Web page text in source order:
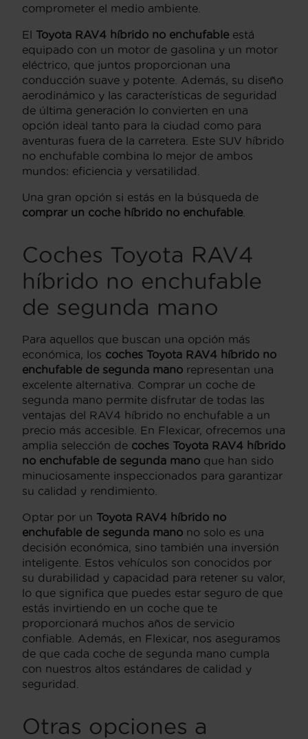
comprometer el medio ambiente.
El Toyota RAV4 híbrido no enchufable está
equipado con un motor de gasolina y un motor
eléctrico, que juntos proporcionan una
conducción suave y potente. Además, su diseño
aerodinámico y las características de seguridad
de última generación lo convierten en una
opción ideal tanto para la ciudad como para
aventuras fuera de la carretera. Este SUV híbrido
no enchufable combina lo mejor de ambos
mundos: eficiencia y versatilidad.
Una gran opción si estás en la búsqueda de
comprar un coche híbrido no enchufable
Coches Toyota RAV4
híbrido no enchufable
de segunda mano
Para aquellos que buscan una opción más
económica, los coches Toyota RAV4 híbrido no
enchufable de segunda mano representan una
excelente alternativa. Comprar un coche de
segunda mano permite disfrutar de todas las
ventajas del RAV4 híbrido no enchufable a un
precio más accesible. En Flexicar, ofrecemos una
amplia selección de coches Toyota RAV4 híbrido
no enchufable de segunda mano que han sido
minuciosamente inspeccionados para garantizar
su calidad y rendimiento.
Optar por un Toyota RAV4 híbrido no
enchufable de segunda mano no solo es una
decisión económica, sino también una inversión
inteligente. Estos vehículos son conocidos por
su durabilidad y capacidad para retener su valor,
lo que significa que puedes estar seguro de que
estás invirtiendo en un coche que te
proporcionará muchos años de servicio
confiable. Además, en Flexicar, nos aseguramos
de que cada coche de segunda mano cumpla
con nuestros altos estándares de calidad y
seguridad.
Otras opciones a